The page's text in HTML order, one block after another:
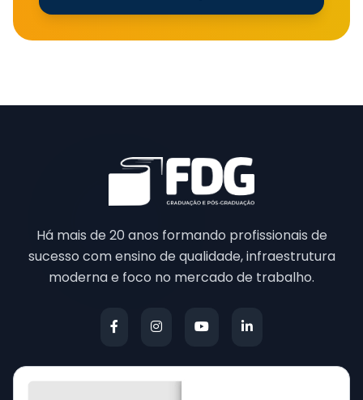
Há mais de 20 anos formando profissionais de
sucesso com ensino de qualidade, infraestrutura